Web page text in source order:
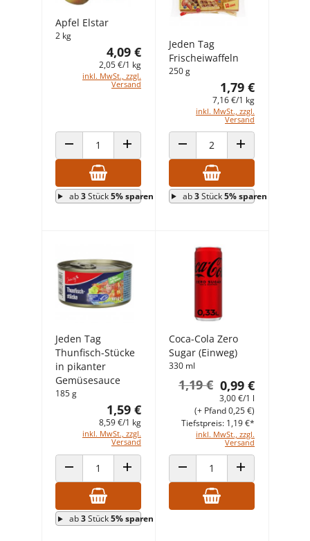
Apfel Elstar
2 kg
4,09 €
2,05 €/1 kg
inkl. MwSt., zzgl.
Versand
ANZAHL VERRINGERNANZAHL ERHÖHEN
ab3Stück5% sparen
Jeden Tag
Frischeiwaffeln
250 g
1,79 €
7,16 €/1 kg
inkl. MwSt., zzgl.
Versand
ANZAHL VERRINGERNANZAHL ERHÖHEN
ab3Stück5% sparen
Jeden Tag
Thunfisch-Stücke
in pikanter
Gemüsesauce
185 g
1,59 €
8,59 €/1 kg
inkl. MwSt., zzgl.
Versand
ANZAHL VERRINGERNANZAHL ERHÖHEN
ab3Stück5% sparen
Coca-Cola Zero
Sugar (Einweg)
330 ml
0,99 €
1,19 €
3,00 €/1 l
inkl. MwSt., zzgl.
Versand
(+ Pfand 0,25 €)
Tiefstpreis: 1,19 €*
ANZAHL VERRINGERNANZAHL ERHÖHEN